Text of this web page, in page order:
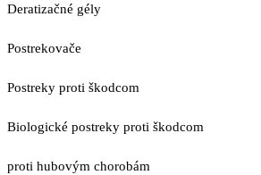
Deratizačné gély
Postrekovače
Postreky proti škodcom
Biologické postreky proti škodcom
proti hubovým chorobám